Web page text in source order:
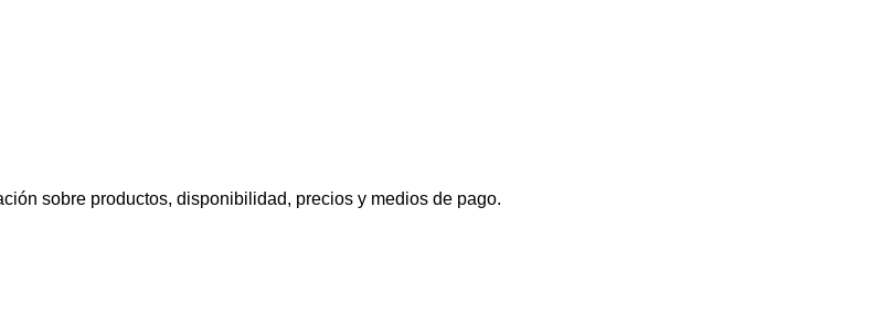
sobre productos, disponibilidad, precios y medios de pago.